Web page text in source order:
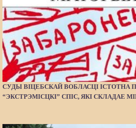
СУДЫ ВІЦЕБСКАЙ ВОБЛАСЦІ ІСТОТНА
“ЭКСТРЭМІСЦКІ” СПІС, ЯКІ СКЛАДАЕ